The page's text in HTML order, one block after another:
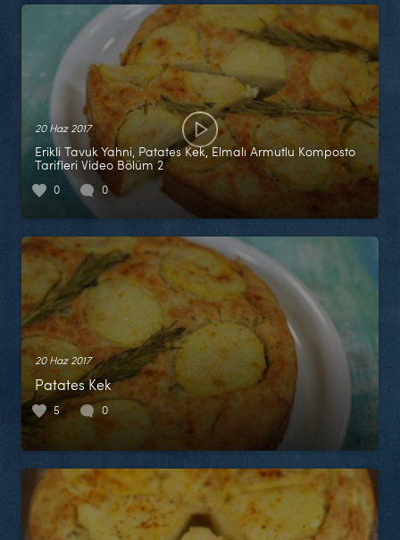
20 Haz 2017
Erikli Tavuk Yahni, Patates Kek, Elmalı Armutlu Komposto
Tarifleri Video Bölüm 2
0 0
20 Haz 2017
Patates Kek
5 0